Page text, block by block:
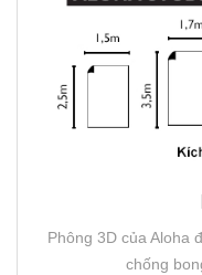
Phông 3D của Aloha
chống